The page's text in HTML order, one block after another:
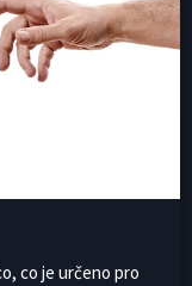
co je určeno pro